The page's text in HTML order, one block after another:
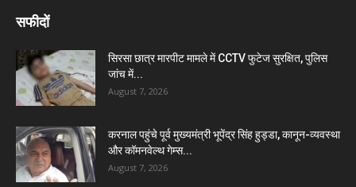
सफीदों
सिरसा छात्र मारपीट मामले में CCTV फुटेज सुरक्षित, पुलिस
जांच में...
August 7, 2026
करनाल पहुंचे पूर्व मुख्यमंत्री भूपेंद्र सिंह हुड्डा, कानून-व्यवस्था
और कॉमनवेल्थ गेम्स...
August 7, 2026